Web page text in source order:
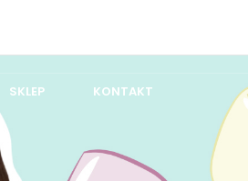
SKLEP KONTAKT